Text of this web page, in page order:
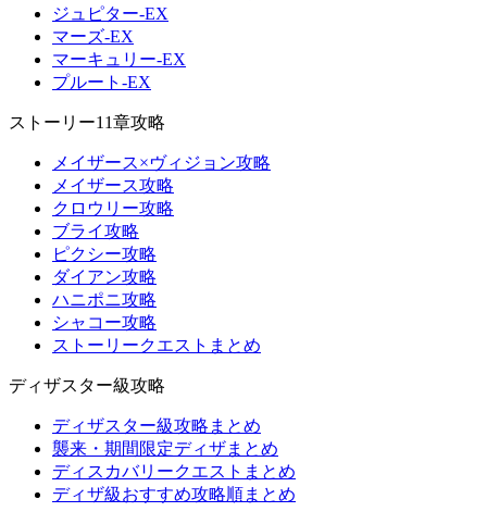
ジュピター-EX
マーズ-EX
マーキュリー-EX
プルート-EX
ストーリー11章攻略
メイザース×ヴィジョン攻略
メイザース攻略
クロウリー攻略
ブライ攻略
ピクシー攻略
ダイアン攻略
ハニポニ攻略
シャコー攻略
ストーリークエストまとめ
ディザスター級攻略
ディザスター級攻略まとめ
襲来・期間限定ディザまとめ
ディスカバリークエストまとめ
ディザ級おすすめ攻略順まとめ